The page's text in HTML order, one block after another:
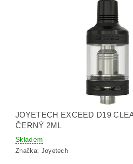
JOYETECH EXCEED D19
ČERNÝ 2ML
Skladem
Značka: Joyetech